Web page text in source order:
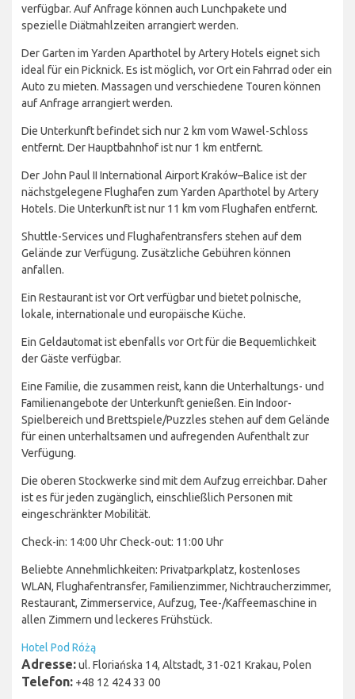
verfügbar. Auf Anfrage können auch Lunchpakete und
spezielle Diätmahlzeiten arrangiert werden.
Der Garten im Yarden Aparthotel by Artery Hotels eignet sich
ideal für ein Picknick. Es ist möglich, vor Ort ein Fahrrad oder ein
Auto zu mieten. Massagen und verschiedene Touren können
auf Anfrage arrangiert werden.
Die Unterkunft befindet sich nur 2 km vom Wawel-Schloss
entfernt. Der Hauptbahnhof ist nur 1 km entfernt.
Der John Paul II International Airport Kraków–Balice ist der
nächstgelegene Flughafen zum Yarden Aparthotel by Artery
Hotels. Die Unterkunft ist nur 11 km vom Flughafen entfernt.
Shuttle-Services und Flughafentransfers stehen auf dem
Gelände zur Verfügung. Zusätzliche Gebühren können
anfallen.
Ein Restaurant ist vor Ort verfügbar und bietet polnische,
lokale, internationale und europäische Küche.
Ein Geldautomat ist ebenfalls vor Ort für die Bequemlichkeit
der Gäste verfügbar.
Eine Familie, die zusammen reist, kann die Unterhaltungs- und
Familienangebote der Unterkunft genießen. Ein Indoor-
Spielbereich und Brettspiele/Puzzles stehen auf dem Gelände
für einen unterhaltsamen und aufregenden Aufenthalt zur
Verfügung.
Die oberen Stockwerke sind mit dem Aufzug erreichbar. Daher
ist es für jeden zugänglich, einschließlich Personen mit
eingeschränkter Mobilität.
Check-in: 14:00 Uhr Check-out: 11:00 Uhr
Beliebte Annehmlichkeiten: Privatparkplatz, kostenloses
WLAN, Flughafentransfer, Familienzimmer, Nichtraucherzimmer,
Restaurant, Zimmerservice, Aufzug, Tee-/Kaffeemaschine in
allen Zimmern und leckeres Frühstück.
Hotel Pod Różą
Adresse:ul. Floriańska 14, Altstadt, 31-021 Krakau, Polen
Telefon: +48 12 424 33 00